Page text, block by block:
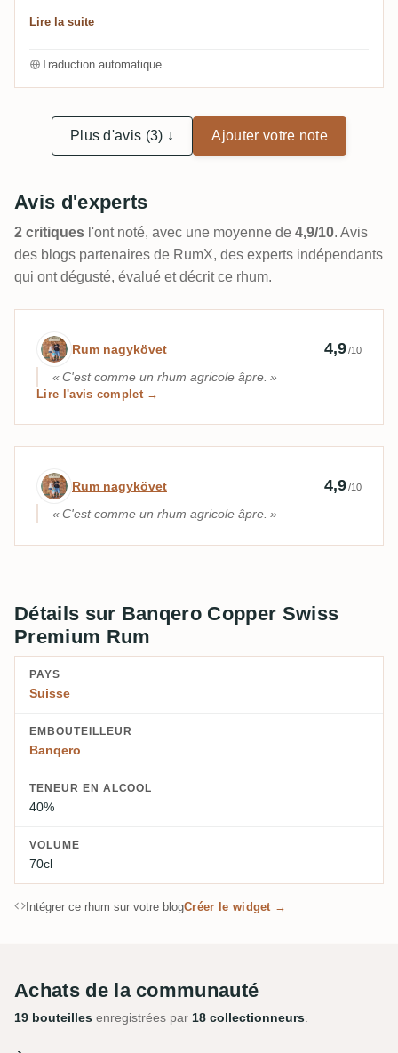
douceur inattendue qui me rappelle une sucette
Lire la suite
Traduction automatique
Plus d'avis (3) ↓ Ajouter votre note
Avis d'experts
2 critiques l'ont noté, avec une moyenne de 4,9/10. Avis
des blogs partenaires de RumX, des experts indépendants
qui ont dégusté, évalué et décrit ce rhum.
Avis d’expert par Rum nagykövet
Rum nagykövet 4,9/10
C'est comme un rhum agricole âpre.
Lire l'avis complet →
Avis d’expert par Rum nagykövet
Rum nagykövet 4,9/10
C'est comme un rhum agricole âpre.
Détails sur Banqero Copper Swiss
Premium Rum
PAYS
Suisse
EMBOUTEILLEUR
Banqero
TENEUR EN ALCOOL
40%
VOLUME
70cl
Intégrer ce rhum sur votre blogCréer le widget →
Achats de la communauté
19 bouteilles enregistrées par 18 collectionneurs